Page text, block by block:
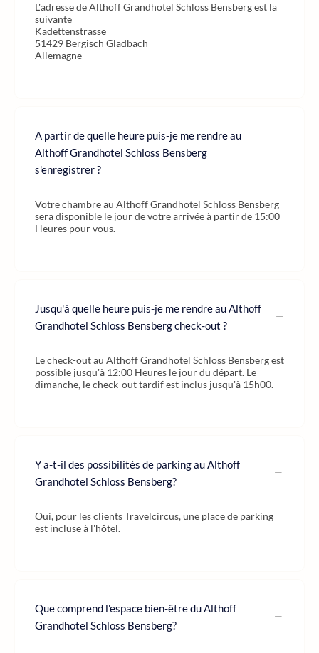
L'adresse de Althoff Grandhotel Schloss Bensberg est la
suivante
Kadettenstrasse
51429 Bergisch Gladbach
Allemagne
A partir de quelle heure puis-je me rendre au
Althoff Grandhotel Schloss Bensberg
s'enregistrer ?
Votre chambre au Althoff Grandhotel Schloss Bensberg
sera disponible le jour de votre arrivée à partir de 15:00
Heures pour vous.
Jusqu'à quelle heure puis-je me rendre au Althoff
Grandhotel Schloss Bensberg check-out ?
Le check-out au Althoff Grandhotel Schloss Bensberg est
possible jusqu'à 12:00 Heures le jour du départ. Le
dimanche, le check-out tardif est inclus jusqu'à 15h00.
Y a-t-il des possibilités de parking au Althoff
Grandhotel Schloss Bensberg?
Oui, pour les clients Travelcircus, une place de parking
est incluse à l'hôtel.
Que comprend l'espace bien-être du Althoff
Grandhotel Schloss Bensberg?